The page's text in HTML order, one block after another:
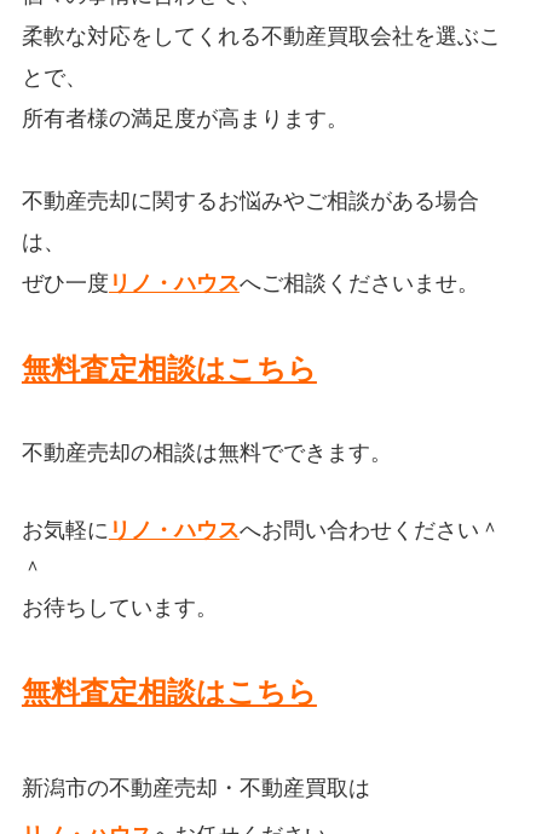
柔軟な対応をしてくれる不動産買取会社を選ぶこ
とで、
所有者様の満足度が高まります。
不動産売却に関するお悩みやご相談がある場合
は、
ぜひ一度 リノ・ハウスへご相談くださいませ。
無料査定相談はこちら
不動産売却の相談は無料でできます。
お気軽に リノ・ハウスへお問い合わせください＾
＾
お待ちしています。
無料査定相談はこちら
新潟市の不動産売却・不動産買取は